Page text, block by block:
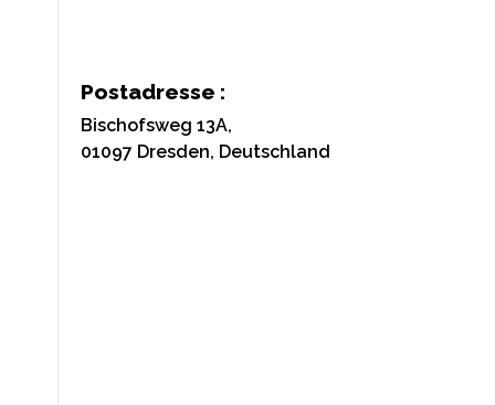
Postadresse :
Bischofsweg 13A,
01097 Dresden, Deutschland